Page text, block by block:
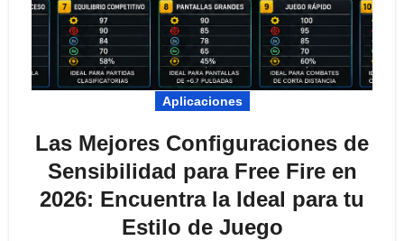
Aplicaciones
Las Mejores Configuraciones de
Sensibilidad para Free Fire en
2026: Encuentra la Ideal para tu
Estilo de Juego